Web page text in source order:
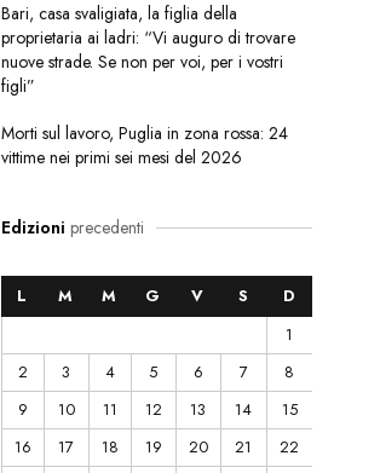
Bari, casa svaligiata, la figlia della
proprietaria ai ladri: “Vi auguro di trovare
nuove strade. Se non per voi, per i vostri
figli”
Morti sul lavoro, Puglia in zona rossa: 24
vittime nei primi sei mesi del 2026
Edizioni precedenti
L M M G V S
D
1
2
3 4 5 6 7
8
9
10 11 12 13 14
15
16
17 18 19 20 21
22